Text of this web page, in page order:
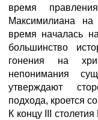
время
Максимилиана
время началась
большинство
гонения на
непонимания
утверждают
подхода, кроется
К концу III